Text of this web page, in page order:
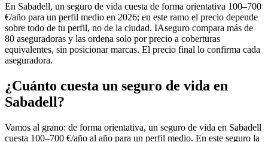
En Sabadell, un seguro de vida cuesta de forma orientativa 100–700
€/año para un perfil medio en 2026; en este ramo el precio depende
sobre todo de tu perfil, no de la ciudad. IAseguro compara más de
80 aseguradoras y las ordena solo por precio a coberturas
equivalentes, sin posicionar marcas. El precio final lo confirma cada
aseguradora.
¿Cuánto cuesta un seguro de vida en
Sabadell?
Vamos al grano: de forma orientativa, un seguro de vida en Sabadell
cuesta 100–700 €/año al año para un perfil medio. En este seguro la